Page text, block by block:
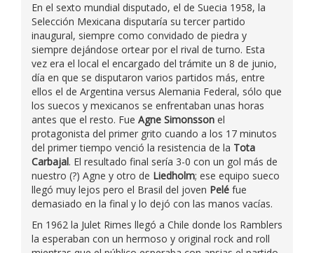
En el sexto mundial disputado, el de Suecia 1958, la
Selección Mexicana disputaría su tercer partido
inaugural, siempre como convidado de piedra y
siempre dejándose ortear por el rival de turno. Esta
vez era el local el encargado del trámite un 8 de junio,
día en que se disputaron varios partidos más, entre
ellos el de Argentina versus Alemania Federal, sólo que
los suecos y mexicanos se enfrentaban unas horas
antes que el resto. Fue Agne Simonsson el
protagonista del primer grito cuando a los 17 minutos
del primer tiempo venció la resistencia de la Tota
Carbajal. El resultado final sería 3-0 con un gol más de
nuestro (?) Agne y otro de Liedholm; ese equipo sueco
llegó muy lejos pero el Brasil del joven Pelé fue
demasiado en la final y lo dejó con las manos vacías.
En 1962 la Julet Rimes llegó a Chile donde los Ramblers
la esperaban con un hermoso y original rock and roll